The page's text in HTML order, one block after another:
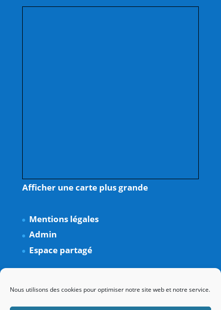
Nous utilisons des cookies pour optimiser notre site web et notre service.
Afficher une carte plus grande
Mentions légales
Admin
Espace partagé